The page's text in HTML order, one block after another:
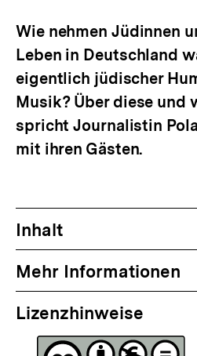
Wie nehmen Jüdinnen
Leben in Deutschland
eigentlich jüdischer
Musik? Über diese und
spricht Journalistin
mit ihren Gästen.
Inhalt
Mehr Informationen
Lizenzhinweise